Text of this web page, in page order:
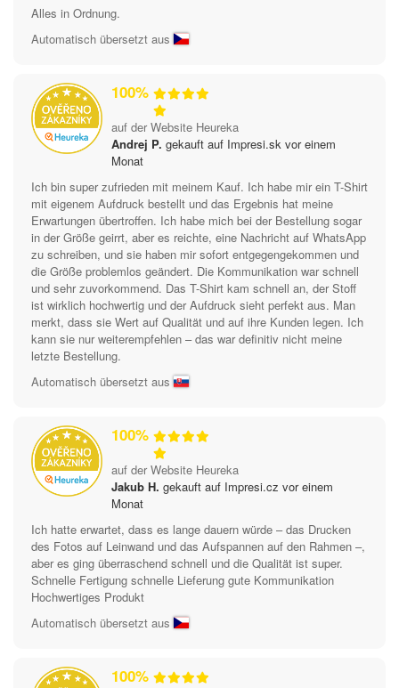
Alles in Ordnung.
Automatisch übersetzt aus
100%
auf der Website Heureka
Andrej P. gekauft auf Impresi.sk vor einem
Monat
Ich bin super zufrieden mit meinem Kauf. Ich habe mir ein T-Shirt
mit eigenem Aufdruck bestellt und das Ergebnis hat meine
Erwartungen übertroffen. Ich habe mich bei der Bestellung sogar
in der Größe geirrt, aber es reichte, eine Nachricht auf WhatsApp
zu schreiben, und sie haben mir sofort entgegengekommen und
die Größe problemlos geändert. Die Kommunikation war schnell
und sehr zuvorkommend. Das T-Shirt kam schnell an, der Stoff
ist wirklich hochwertig und der Aufdruck sieht perfekt aus. Man
merkt, dass sie Wert auf Qualität und auf ihre Kunden legen. Ich
kann sie nur weiterempfehlen – das war definitiv nicht meine
letzte Bestellung.
Automatisch übersetzt aus
100%
auf der Website Heureka
Jakub H. gekauft auf Impresi.cz vor einem
Monat
Ich hatte erwartet, dass es lange dauern würde – das Drucken
des Fotos auf Leinwand und das Aufspannen auf den Rahmen –,
aber es ging überraschend schnell und die Qualität ist super.
Schnelle Fertigung schnelle Lieferung gute Kommunikation
Hochwertiges Produkt
Automatisch übersetzt aus
100%